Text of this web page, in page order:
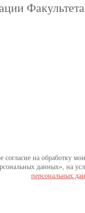
Факультета
на обработку
данных», на
персональных